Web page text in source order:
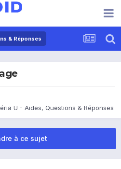
& Réponses
U - Aides, Questions & Réponses
à ce sujet